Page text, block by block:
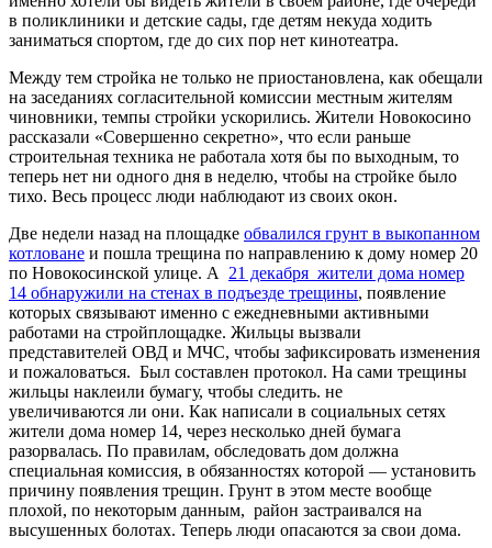
в поликлиники и детские сады, где детям некуда ходить
заниматься спортом, где до сих пор нет кинотеатра.
Между тем стройка не только не приостановлена, как обещали
на заседаниях согласительной комиссии местным жителям
чиновники, темпы стройки ускорились. Жители Новокосино
рассказали «Совершенно секретно», что если раньше
строительная техника не работала хотя бы по выходным, то
теперь нет ни одного дня в неделю, чтобы на стройке было
тихо. Весь процесс люди наблюдают из своих окон.
Две недели назад на площадке обвалился грунт в выкопанном
котловане и пошла трещина по направлению к дому номер 20
по Новокосинской улице. А 21 декабря жители дома номер
14 обнаружили на стенах в подъезде трещины, появление
которых связывают именно с ежедневными активными
работами на стройплощадке. Жильцы вызвали
представителей ОВД и МЧС, чтобы зафиксировать изменения
и пожаловаться. Был составлен протокол. На сами трещины
жильцы наклеили бумагу, чтобы следить. не
увеличиваются ли они. Как написали в социальных сетях
жители дома номер 14, через несколько дней бумага
разорвалась. По правилам, обследовать дом должна
специальная комиссия, в обязанностях которой — установить
причину появления трещин. Грунт в этом месте вообще
плохой, по некоторым данным, район застраивался на
высушенных болотах. Теперь люди опасаются за свои дома.